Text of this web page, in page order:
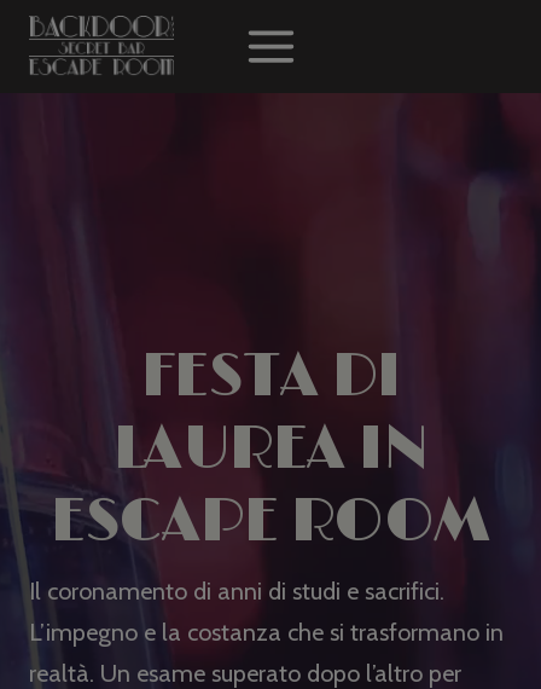
Salta
contenuto
FESTA DI
LAUREA IN
ESCAPE ROOM
Il coronamento di anni di studi e sacrifici.
L’impegno e la costanza che si trasformano in
realtà. Un esame superato dopo l’altro per